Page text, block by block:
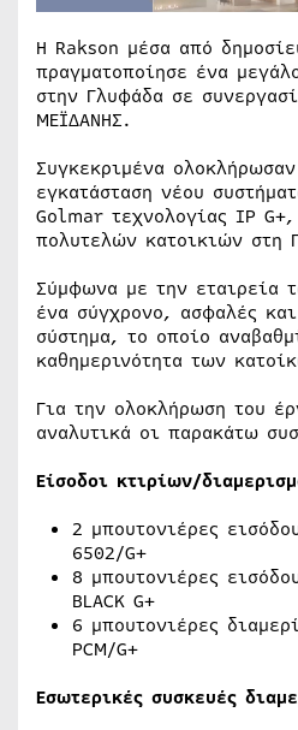
Η Rakson μέσα από
πραγματοποίησε ένα
στην Γλυφάδα σε
ΜΕΪΔΑΝΗΣ.
Συγκεκριμένα
εγκατάσταση νέου
Golmar τεχνολογίας IP
πολυτελών κατοικιών στη
Σύμφωνα με την εταιρεία
ένα σύγχρονο, ασφαλές
σύστημα, το οποίο
καθημερινότητα των
Για την ολοκλήρωση του
αναλυτικά οι παρακάτω
Είσοδοι κτιρίων/
2 μπουτονιέρες
6502/G+
8 μπουτονιέρες
BLACK G+
6 μπουτονιέρες
PCM/G+
Εσωτερικές συσκευές